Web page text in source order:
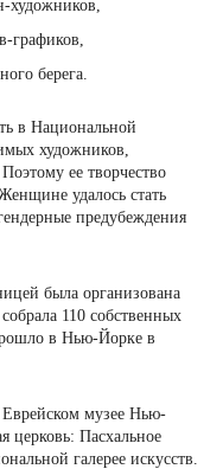
графиков,
берега.
в Национальной
художников,
ее творчество
удалось стать
предубеждения
была организована
110 собственных
в Нью-Йорке в
Еврейском музее Нью-
церковь: Пасхальное
галерее искусств.